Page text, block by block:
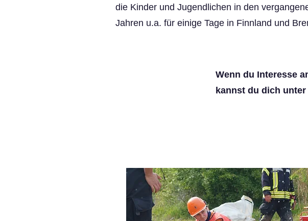
die Kinder und Jugendlichen in den
Jahren u.a. für einige Tage in Finnland und
Wenn du Interesse
kannst du dich